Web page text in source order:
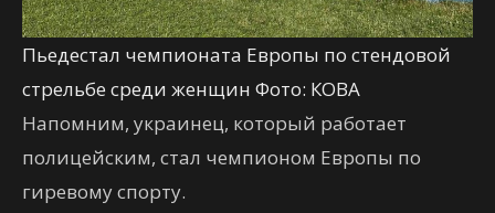
Пьедестал чемпионата Европы по стендовой
стрельбе среди женщин Фото: КОВА
Напомним, украинец, который работает
полицейским, стал чемпионом Европы по
гиревому спорту.